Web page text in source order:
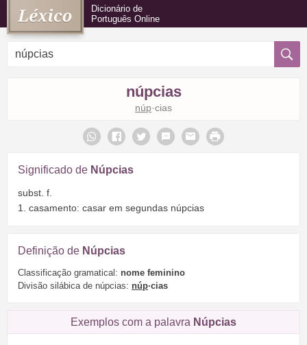
Dicionário de
Português Online
núpcias
núp·cias
Significado de Núpcias
subst. f.
1. casamento: casar em segundas núpcias
Definição de Núpcias
Classificação gramatical: nome feminino
Divisão silábica de núpcias: núp·cias
Exemplos com a palavra Núpcias